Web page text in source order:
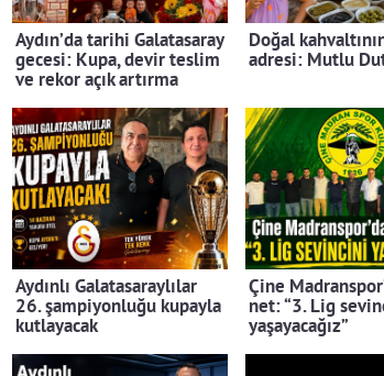
Aydın’da tarihi Galatasaray
gecesi: Kupa, devir teslim
ve rekor açık artırma
Doğal
adresi: Mutlu
Aydınlı Galatasaraylılar
26. şampiyonluğu kupayla
kutlayacak
Çine
net: “3. Lig
yaşayacağız”